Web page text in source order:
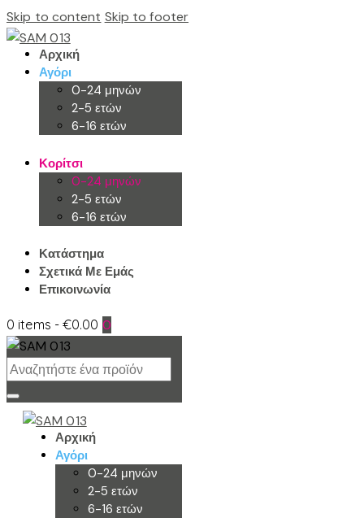
Skip to content Skip to footer
Αρχική
Αγόρι
0-24 μηνών
2-5 ετών
6-16 ετών
Κορίτσι
0-24 μηνών
2-5 ετών
6-16 ετών
Κατάστημα
Σχετικά Με Εμάς
Επικοινωνία
0 items -€0.00 0
Αρχική
Αγόρι
0-24 μηνών
2-5 ετών
6-16 ετών